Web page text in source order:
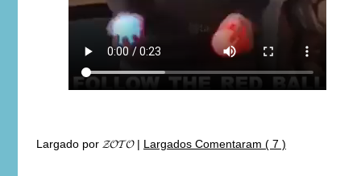
Largado por 𝓩𝓞𝓣𝓞| Largados Comentaram ( 7 )